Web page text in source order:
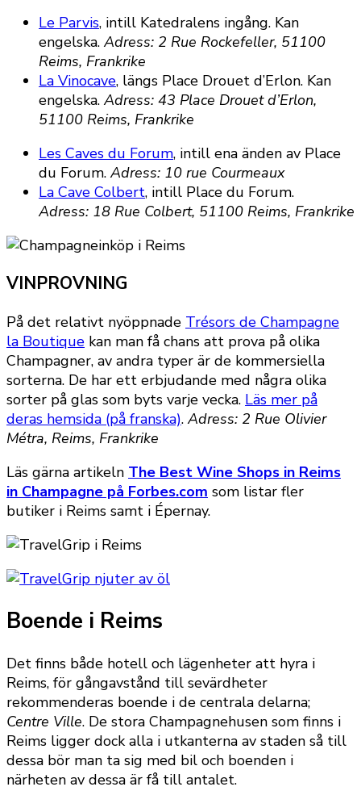
Le Parvis, intill Katedralens ingång. Kan
engelska.Adress: 2 Rue Rockefeller, 51100
Reims, Frankrike
La Vinocave, längs Place Drouet d’Erlon. Kan
engelska.Adress: 43 Place Drouet d’Erlon,
51100 Reims, Frankrike
Les Caves du Forum, intill ena änden av Place
du Forum.Adress: 10 rue Courmeaux
La Cave Colbert, intill Place du Forum.
Adress: 18 Rue Colbert, 51100 Reims, Frankrike
VINPROVNING
På det relativt nyöppnade Trésors de Champagne
la Boutique kan man få chans att prova på olika
Champagner, av andra typer är de kommersiella
sorterna. De har ett erbjudande med några olika
sorter på glas som byts varje vecka. Läs mer på
deras hemsida (på franska).Adress: 2 Rue Olivier
Métra, Reims, Frankrike
Läs gärna artikeln The Best Wine Shops in Reims
in Champagne på Forbes.com som listar fler
butiker i Reims samt i Épernay.
Boende i Reims
Det finns både hotell och lägenheter att hyra i
Reims, för gångavstånd till sevärdheter
rekommenderas boende i de centrala delarna;
Centre Ville. De stora Champagnehusen som finns i
Reims ligger dock alla i utkanterna av staden så till
dessa bör man ta sig med bil och boenden i
närheten av dessa är få till antalet.